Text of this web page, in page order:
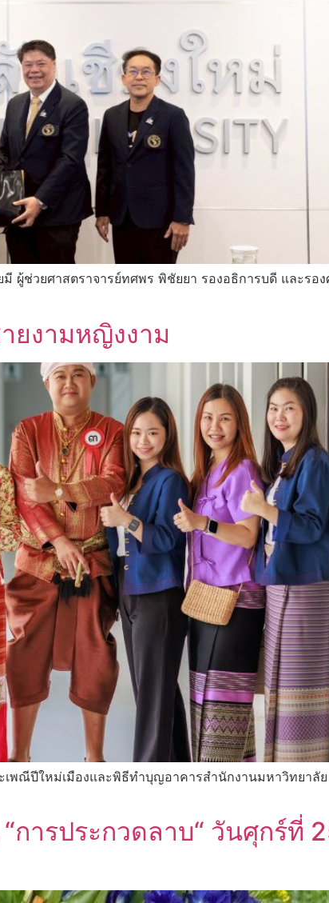
ช่วยศาสตราจารย์ทศพร พิชัยยา รองอธิการบดี และรอง
ยงามหญิงงาม
พณีปีใหม่เมืองและพิธีทำบุญอาคารสำนักงานมหาวิทยาลั
ารประกวดลาบ“ วันศุกร์ที่